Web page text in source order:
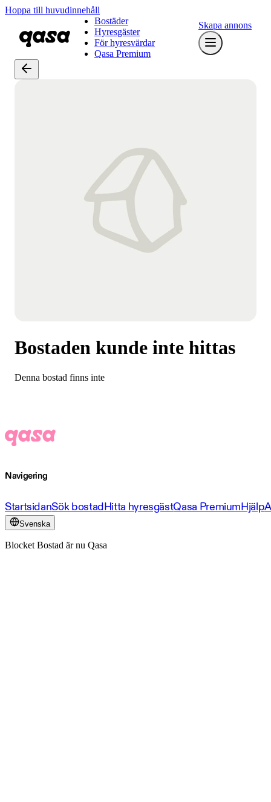
Hoppa till huvudinnehåll
Bostäder
Hyresgäster
För hyresvärdar
Qasa Premium
Skapa annons
Bostaden kunde inte hittas
Denna bostad finns inte
Navigering
StartsidanSök bostadHitta hyresgästQasa PremiumHjälp
Svenska
Blocket Bostad är nu Qasa